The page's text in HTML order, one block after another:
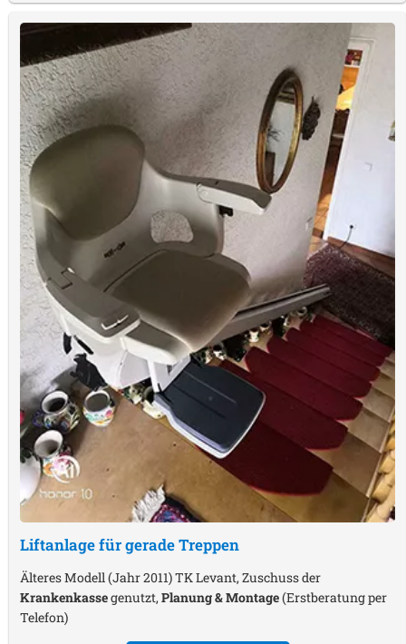
Liftanlage für gerade Treppen
Älteres Modell (Jahr 2011) TK Levant, Zuschuss der
Krankenkassegenutzt,Planung & Montage(Erstberatung per
Telefon)